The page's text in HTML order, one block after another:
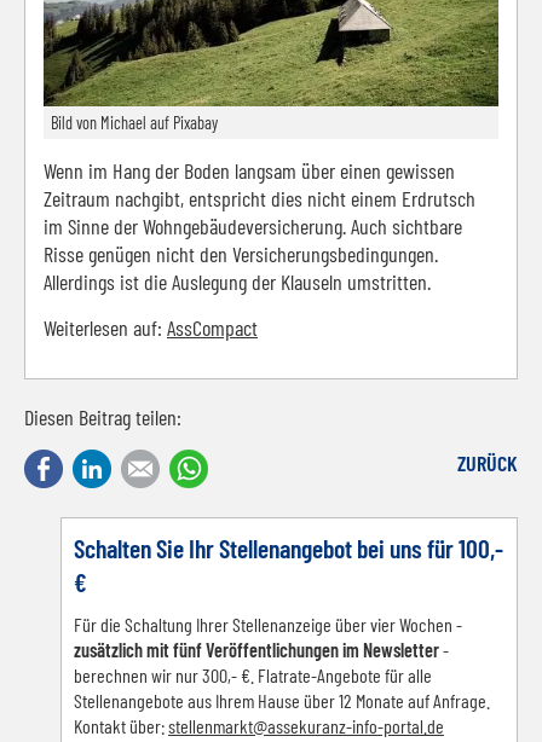
Bild von Michael auf Pixabay
Wenn im Hang der Boden langsam über einen gewissen
Zeitraum nachgibt, entspricht dies nicht einem Erdrutsch
im Sinne der Wohngebäudeversicherung. Auch sichtbare
Risse genügen nicht den Versicherungsbedingungen.
Allerdings ist die Auslegung der Klauseln umstritten.
Weiterlesen auf: AssCompact
Diesen Beitrag teilen:
FacebookLinkedInE-mail ZURÜCK
Schalten Sie Ihr Stellenangebot bei uns für 100,-
€
Für die Schaltung Ihrer Stellenanzeige über vier Wochen -
zusätzlich mit fünf Veröffentlichungen im Newsletter-
berechnen wir nur 300,- €. Flatrate-Angebote für alle
Stellenangebote aus Ihrem Hause über 12 Monate auf Anfrage.
Kontakt über:stellenmarkt@assekuranz-info-portal.de